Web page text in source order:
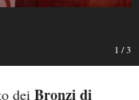
1 /3
dei Bronzi di